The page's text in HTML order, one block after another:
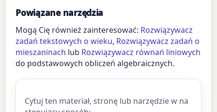
Powiązane narzędzia
Mogą Cię również zainteresować: Rozwiązywacz
zadań tekstowych o wieku, Rozwiązywacz zadań o
mieszaninach lub Rozwiązywacz równań liniowych
do podstawowych obliczeń algebraicznych.
Cytuj ten materiał, stronę lub narzędzie w na